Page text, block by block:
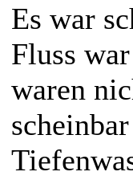
Es war
Fluss
waren